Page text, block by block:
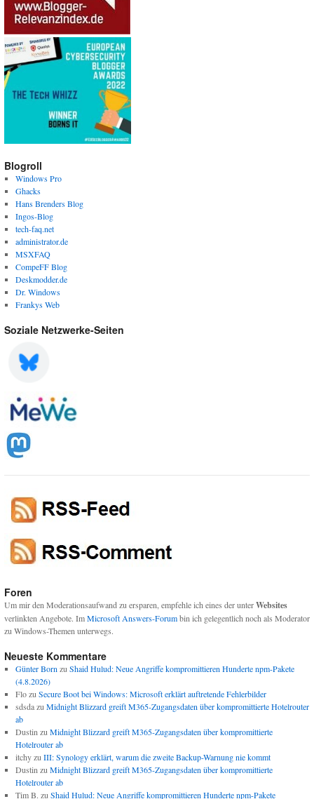
Blogroll
Windows Pro
Ghacks
Hans Brenders Blog
Ingos-Blog
tech-faq.net
administrator.de
MSXFAQ
CompeFF Blog
Deskmodder.de
Dr. Windows
Frankys Web
Soziale Netzwerke-Seiten
Foren
Um mir den Moderationsaufwand zu ersparen, empfehle ich eines der unterWebsites
verlinkten Angebote. ImMicrosoft Answers-Forumbin ich gelegentlich noch als Moderator
zu Windows-Themen unterwegs.
Neueste Kommentare
Günter Born zu Shaid Hulud: Neue Angriffe kompromittieren Hunderte npm-Pakete
(4.8.2026)
Flozu Secure Boot bei Windows: Microsoft erklärt auftretende Fehlerbilder
sdsdazu Midnight Blizzard greift M365-Zugangsdaten über kompromittierte Hotelrouter
ab
Dustin zu Midnight Blizzard greift M365-Zugangsdaten über kompromittierte
Hotelrouter ab
itchyzu III: Synology erklärt, warum die zweite Backup-Warnung nie kommt
Dustin zu Midnight Blizzard greift M365-Zugangsdaten über kompromittierte
Hotelrouter ab
Tim B. zu Shaid Hulud: Neue Angriffe kompromittieren Hunderte npm-Pakete